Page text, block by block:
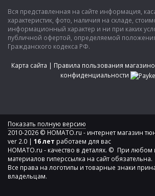
Вся представленная на сайте информация,
характеристик, фото, наличия на складе,
информационный характер и ни при каких
публичной офертой, определяемой
Гражданского кодекса РФ.
Карта сайта | Правила пользования
конфиденциальности
Показать полную версию
2010-2026 © HOMATO.ru - интернет магазин
ver 2.0 | 16 лет работаем для вас
HOMATO.ru - качество в деталях. © При
материалов гиперссылка на сайт обязательна.
Все права на логотипы и товарные знаки
владельцам.